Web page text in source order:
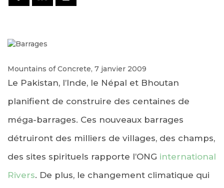
Mountains of Concrete, 7 janvier 2009
Le Pakistan, l’Inde, le Népal et Bhoutan
planifient de construire des centaines de
méga-barrages. Ces nouveaux barrages
détruiront des milliers de villages, des champs,
des sites spirituels rapporte l’ONG international
Rivers. De plus, le changement climatique qui